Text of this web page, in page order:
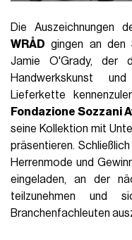
Die Auszeichnungen
WRÅD gingen an den
Jamie O'Grady, der
Handwerkskunst
Lieferkette
Fondazione Sozzani
seine Kollektion mit
präsentieren.
Herrenmode und
eingeladen, an der
teilzunehmen und
Branchenfachleuten